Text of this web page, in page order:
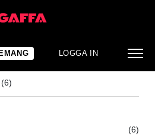
LOGGA IN
(6)
(6)